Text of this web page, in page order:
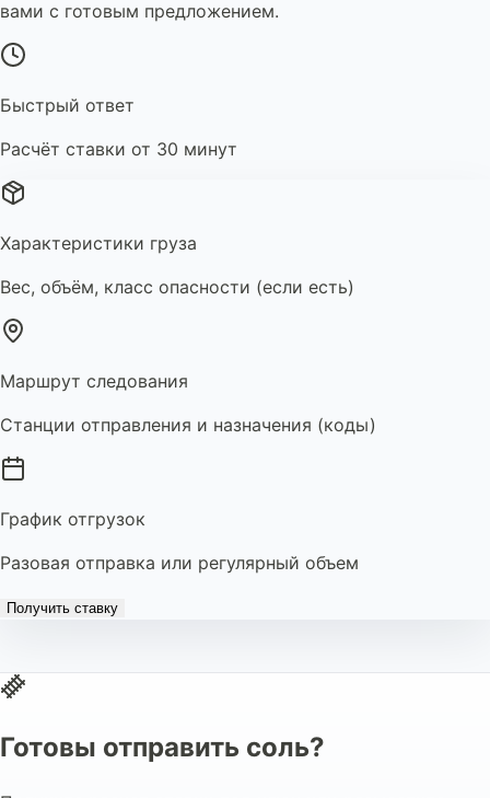
вами с готовым предложением.
Быстрый ответ
Расчёт ставки от 30 минут
Характеристики груза
Вес, объём, класс опасности (если есть)
Маршрут следования
Станции отправления и назначения (коды)
График отгрузок
Разовая отправка или регулярный объем
Получить ставку
Готовы отправить соль?